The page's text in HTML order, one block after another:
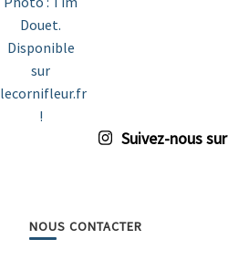
Suivez-nous
NOUS CONTACTER